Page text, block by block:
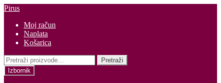
Preskoči
navigaciju
Skoči
sadržaja
Pirus
Moj račun
Naplata
Košarica
Pretraži:
Pretraži
Izbornik